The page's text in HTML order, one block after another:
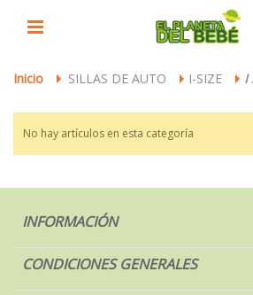
Inicio > SILLAS DE AUTO > I-SIZE > I
No hay artículos en esta categoría
INFORMACIÓN
CONDICIONES GENERALES